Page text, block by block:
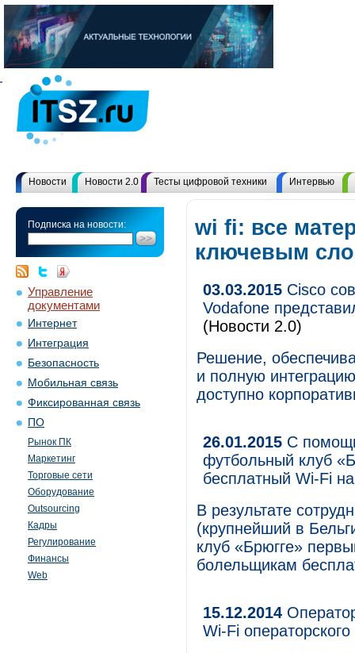
Новости Новости 2.0 Тесты цифровой техники Интервью
Подписка на новости:
Управление
документами
Интернет
Интеграция
Безопасность
Мобильная связь
Фиксированная связь
ПО
Рынок ПК
Маркетинг
Торговые сети
Оборудование
Outsourcing
Кадры
Регулирование
Финансы
Web
wi fi: все
ключевым
03.03.2015 Cisco
Vodafone
(Новости 2.0)
Решение,
и полную
доступно
26.01.2015 С
футбольный клуб
бесплатный Wi-Fi
В результате
(крупнейший в
клуб «Брюгге»
болельщикам
15.12.2014
Wi-Fi операторского